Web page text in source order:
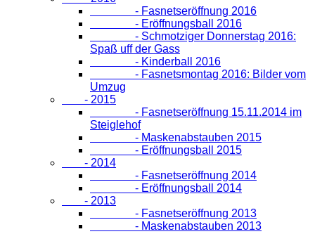
- Fasnetseröffnung 2016
- Eröffnungsball 2016
- Schmotziger Donnerstag 2016:
Spaß uff der Gass
- Kinderball 2016
- Fasnetsmontag 2016: Bilder vom
Umzug
- 2015
- Fasnetseröffnung 15.11.2014 im
Steiglehof
- Maskenabstauben 2015
- Eröffnungsball 2015
- 2014
- Fasnetseröffnung 2014
- Eröffnungsball 2014
- 2013
- Fasnetseröffnung 2013
- Maskenabstauben 2013